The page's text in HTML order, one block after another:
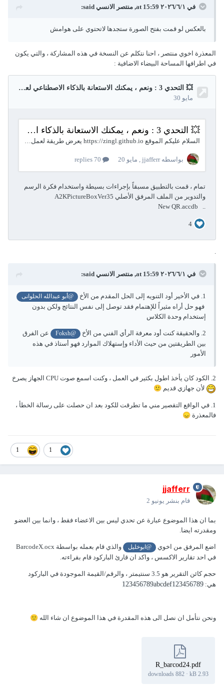
في ١‏/٦‏/٢٠٢٦ at 15:59, منتصر الانسي said:
بالعكس لو قمت بفتح الصورة ستجدها لاتحتوي على هوامش
المعذرة اخوي منتصر ، احنا نتكلم عن النسخة في هذه المشاركة ، والتي يكون
في اطرافها المساحة البيضاء الاضافية :
في ١‏/٦‏/٢٠٢٦ at 15:59, منتصر الانسي said:
@أبو عبدالله الحلوانى
فهو حل أراه مثيراً للإهتمام فقد توصل إلى نفس النتائج ولكن بدون
إستخدام وحدة الكلاس
2. والحقيقة كنت أود معرفة الرأي الفني من الأخ @Foksh
عن الفرق
بين الطريقتين من حيث الأداء وإستهلاك الموارد فهو أستاذ في هذه
الأمور
2. الكود كان يأخذ اطول بكثير في العمل ، وكنت اسمع صوت CPU الجهاز يصرخ
لأن جهازي قديم 🙂
1. في الواقع التقصير مني ما تطرقت للكود بعد ان حصلت على رسالة الخطأ ،
فالمعذرة 😞
jjafferr
قام بنشر يونيو 2
بما ان هذا الموضوع عبارة عن تحدي ليس بين الاعضاء فقط ، وانما بين العضو
ومقدرته ايضا.
اضع المرفق من اخوي @ابوخليل
والذي قام بعمله بواسطة BarcodeX.ocx
في احد تقارير الاكسس ، واكد ان قارئ الباركود قام بقراءته.
حجم كائن التقرير هو 3.5 سنتيمتر ، والرقم/القيمة الموجودة في الباركود
هي: 123456789abcdef123456789
ونحن نتأمل ان نصل الى هذه المقدرة في هذا الموضوع ان شاء الله 🙂
R_barcod24.pdf
2.93 kB
·
882 downloads